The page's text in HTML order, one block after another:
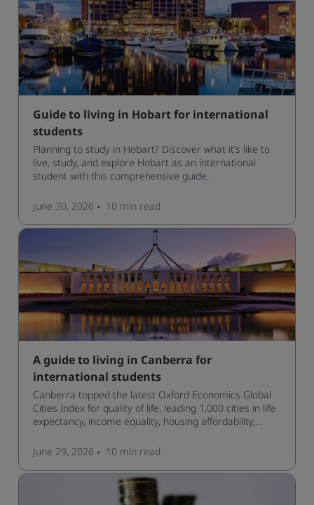
Guide to living in Hobart for international
students
Planning to study in Hobart? Discover what it’s like to
live, study, and explore Hobart as an international
student with this comprehensive guide.
June 30, 2026 10 min read
A guide to living in Canberra for
international students
Canberra topped the latest Oxford Economics Global
Cities Index for quality of life, leading 1,000 cities in life
expectancy, income equality, housing affordability,
June 29, 2026
10 min read